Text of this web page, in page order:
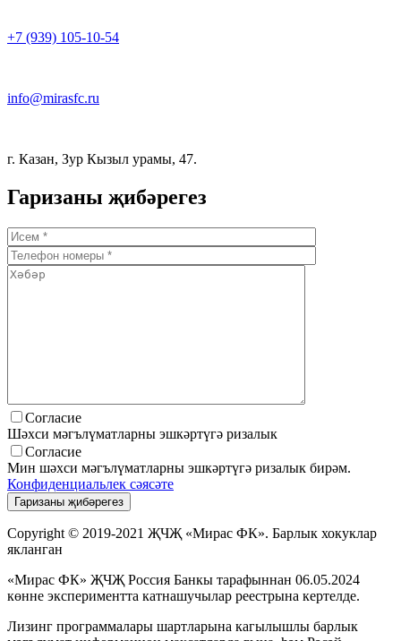
+7 (939) 105-10-54
info@mirasfc.ru
г. Казан, Зур Кызыл урамы, 47.
Гаризаны җибәрегез
Согласие
Шәхси мәгълүматларны эшкәртүгә ризалык
Согласие
Мин шәхси мәгълүматларны эшкәртүгә ризалык бирәм.
Конфиденциальлек сәясәте
Copyright © 2019-2021 ҖЧҖ «Мирас ФК». Барлык хокуклар
якланган
«Мирас ФК» ҖЧҖ Россия Банкы тарафыннан 06.05.2024
көнне экспериментта катнашучылар реестрына кертелде.
Лизинг программалары шартларына кагылышлы барлык